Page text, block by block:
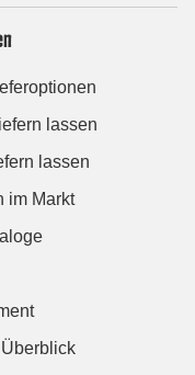
lassen
lassen
im Markt